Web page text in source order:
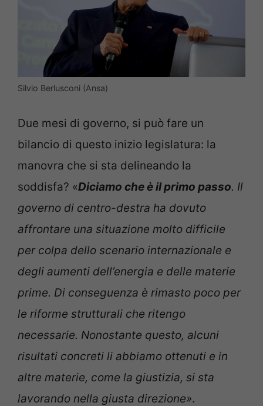
Silvio Berlusconi (Ansa)
Due mesi di governo, si può fare un
bilancio di questo inizio legislatura: la
manovra che si sta delineando la
soddisfa? «Diciamo che è il primo passo. Il
governo di centro-destra ha dovuto
affrontare una situazione molto difficile
per colpa dello scenario internazionale e
degli aumenti dell’energia e delle materie
prime. Di conseguenza è rimasto poco per
le riforme strutturali che ritengo
necessarie. Nonostante questo, alcuni
risultati concreti li abbiamo ottenuti e in
altre materie, come la giustizia, si sta
lavorando nella giusta direzione».